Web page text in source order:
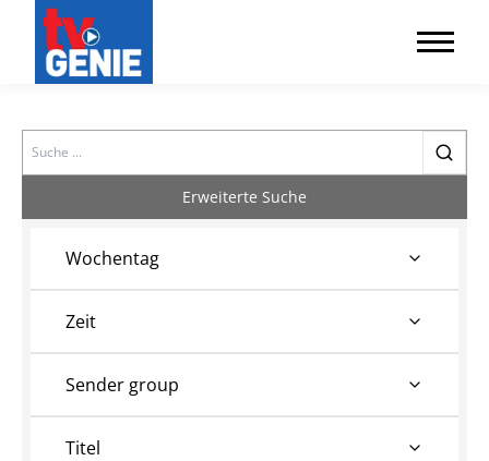
Search
Erweiterte Suche
Wochentag
Zeit
Sender group
Titel